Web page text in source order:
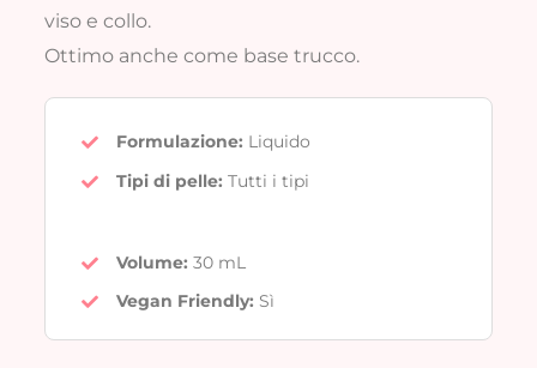
viso e collo.
Ottimo anche come base trucco.
Formulazione: Liquido
Tipi di pelle: Tutti i tipi
Volume: 30 mL
Vegan Friendly: Sì